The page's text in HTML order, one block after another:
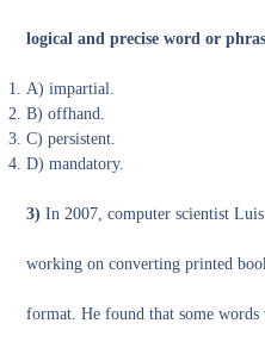
logical and precise word or
A) impartial.
B) offhand.
C) persistent.
D) mandatory.
3) In 2007, computer scientist
working on converting printed
format. He found that some words